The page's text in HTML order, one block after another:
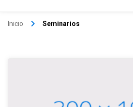
Inicio keyboard_arrow_right Seminarios